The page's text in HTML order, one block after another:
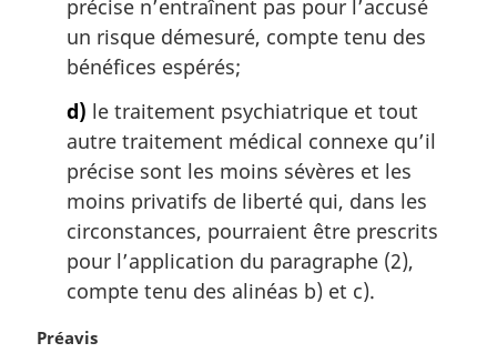
précise n’entraînent pas pour l’accusé
un risque démesuré, compte tenu des
bénéfices espérés;
d) le traitement psychiatrique et tout
autre traitement médical connexe qu’il
précise sont les moins sévères et les
moins privatifs de liberté qui, dans les
circonstances, pourraient être prescrits
pour l’application du paragraphe (2),
compte tenu des alinéas b) et c).
N
Préavis